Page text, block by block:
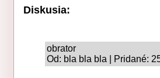
Diskusia:
obrator
Od: bla bla bla | Pridané: